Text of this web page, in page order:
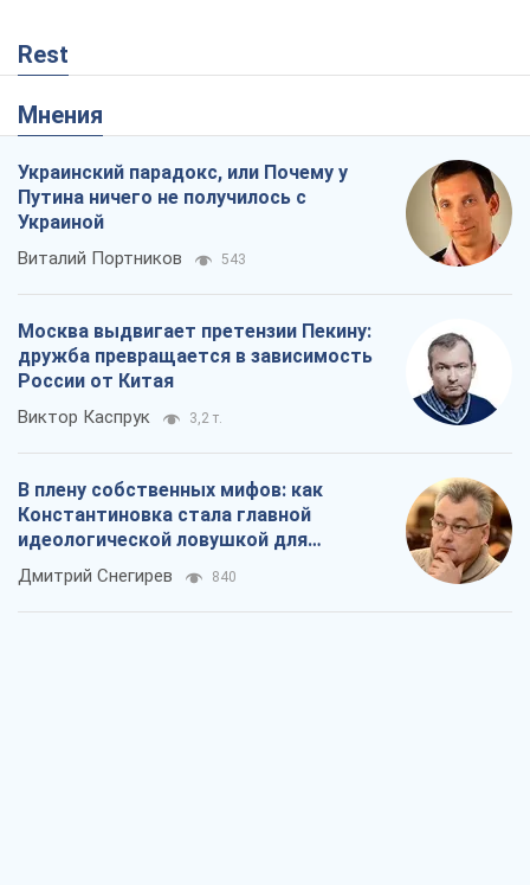
Rest
Мнения
Украинский парадокс, или Почему у
Путина ничего не получилось с
Украиной
Виталий Портников 543
Москва выдвигает претензии Пекину:
дружба превращается в зависимость
России от Китая
Виктор Каспрук 3,2 т.
В плену собственных мифов: как
Константиновка стала главной
идеологической ловушкой для
российских оккупантов
Дмитрий Снегирев 840